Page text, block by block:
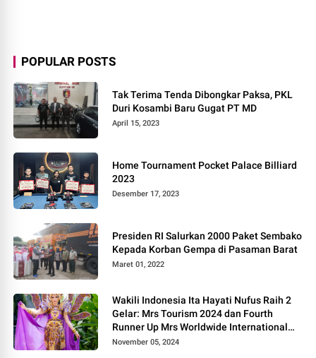
POPULAR POSTS
Tak Terima Tenda Dibongkar Paksa, PKL
Duri Kosambi Baru Gugat PT MD
April 15, 2023
Home Tournament Pocket Palace Billiard
2023
Desember 17, 2023
Presiden RI Salurkan 2000 Paket Sembako
Kepada Korban Gempa di Pasaman Barat
Maret 01, 2022
Wakili Indonesia Ita Hayati Nufus Raih 2
Gelar: Mrs Tourism 2024 dan Fourth
Runner Up Mrs Worldwide International
2024, di Pemilihan Mrs Worldwide 2024
November 05, 2024